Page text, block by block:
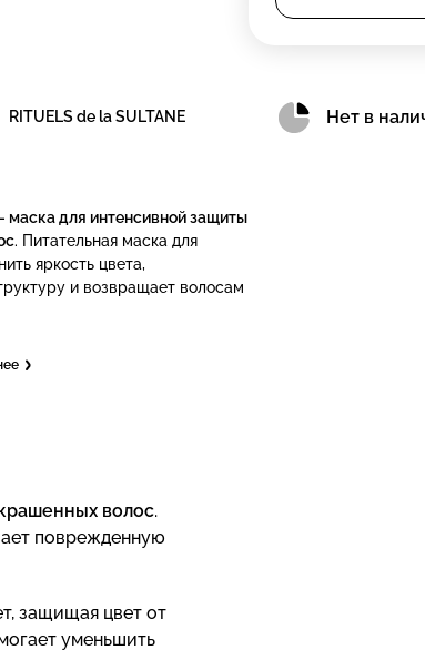
RITUELS de la SULTANE
маска для интенсивной защиты
. Питательная маска для
яркость цвета,
и возвращает волосам
волос.
поврежденную
защищая цвет от
уменьшить
Нет в